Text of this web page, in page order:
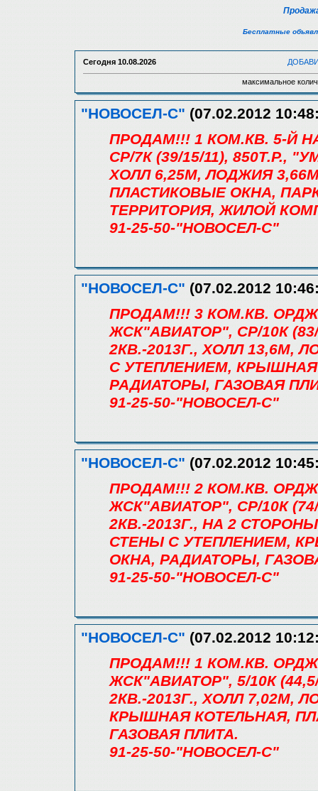
Бесплатные
Сегодня 10.08.2026
максимальное
"НОВОСЕЛ-С" (07.02.2012
ПРОДАМ!!! 1 КОМ.КВ. 5-Й
СР/7К (39/15/11), 850Т.Р.,
ХОЛЛ 6,25М, ЛОДЖИЯ
ПЛАСТИКОВЫЕ ОКНА,
ТЕРРИТОРИЯ, ЖИЛОЙ
91-25-50-"НОВОСЕЛ-С"
"НОВОСЕЛ-С" (07.02.2012
ПРОДАМ!!! 3 КОМ.КВ.
ЖСК"АВИАТОР", СР/10К
2КВ.-2013Г., ХОЛЛ 13,6М,
С УТЕПЛЕНИЕМ,
РАДИАТОРЫ, ГАЗОВАЯ
91-25-50-"НОВОСЕЛ-С"
"НОВОСЕЛ-С" (07.02.2012
ПРОДАМ!!! 2 КОМ.КВ.
ЖСК"АВИАТОР", СР/10К
2КВ.-2013Г., НА 2
СТЕНЫ С УТЕПЛЕНИЕМ,
ОКНА, РАДИАТОРЫ,
91-25-50-"НОВОСЕЛ-С"
"НОВОСЕЛ-С" (07.02.2012
ПРОДАМ!!! 1 КОМ.КВ.
ЖСК"АВИАТОР", 5/10К
2КВ.-2013Г., ХОЛЛ 7,02М,
КРЫШНАЯ КОТЕЛЬНАЯ,
ГАЗОВАЯ ПЛИТА.
91-25-50-"НОВОСЕЛ-С"